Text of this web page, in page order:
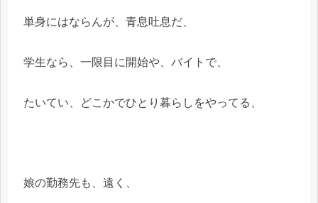
単身にはならんが、青息吐息だ、
学生なら、一限目に開始や、バイトで、
たいてい、どこかでひとり暮らしをやってる、
娘の勤務先も、遠く、